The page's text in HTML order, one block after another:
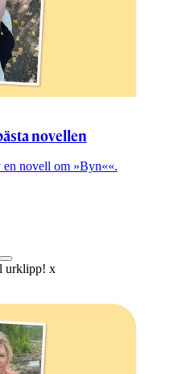
novellen
novell om »Byn««.
urklipp! x